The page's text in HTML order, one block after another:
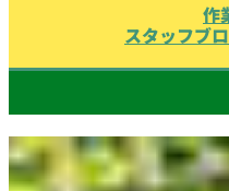
作
スタッフブ